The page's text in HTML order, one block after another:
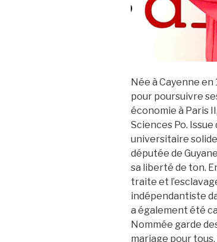
Née à Cayenne en
pour poursuivre
économie à Paris
Sciences Po.
universitaire
députée de
sa liberté de ton.
traite et
indépendantiste
a également été
Nommée garde
mariage pour